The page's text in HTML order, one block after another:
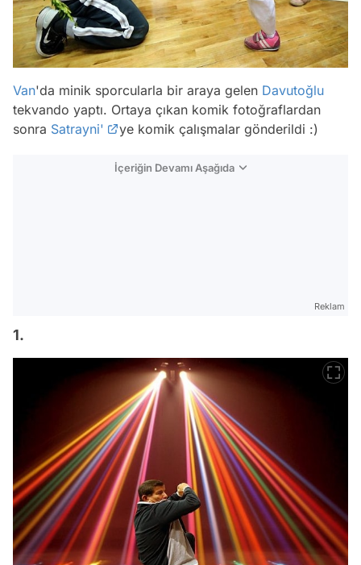
Van'da minik sporcularla bir araya gelen Davutoğlu
tekvando yaptı. Ortaya çıkan komik fotoğraflardan
sonra Satrayni' ye komik çalışmalar gönderildi :)
İçeriğin Devamı Aşağıda
Reklam
1.